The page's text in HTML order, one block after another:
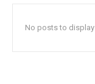
No posts to display